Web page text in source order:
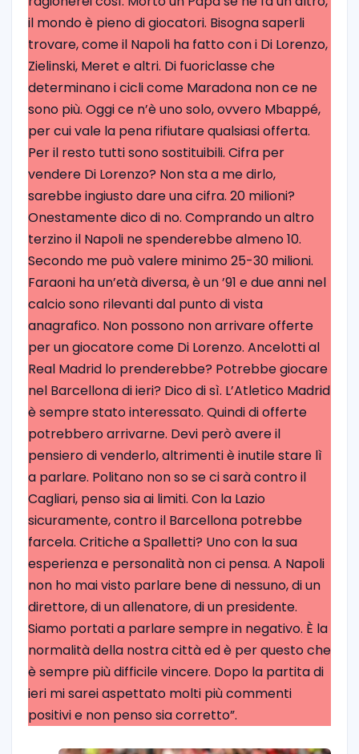
il mondo è pieno di giocatori. Bisogna saperli
trovare, come il Napoli ha fatto con i Di Lorenzo,
Zielinski, Meret e altri. Di fuoriclasse che
determinano i cicli come Maradona non ce ne
sono più. Oggi ce n’è uno solo, ovvero Mbappé,
per cui vale la pena rifiutare qualsiasi offerta.
Per il resto tutti sono sostituibili. Cifra per
vendere Di Lorenzo? Non sta a me dirlo,
sarebbe ingiusto dare una cifra. 20 milioni?
Onestamente dico di no. Comprando un altro
terzino il Napoli ne spenderebbe almeno 10.
Secondo me può valere minimo 25-30 milioni.
Faraoni ha un’età diversa, è un ’91 e due anni nel
calcio sono rilevanti dal punto di vista
anagrafico. Non possono non arrivare offerte
per un giocatore come Di Lorenzo. Ancelotti al
Real Madrid lo prenderebbe? Potrebbe giocare
nel Barcellona di ieri? Dico di sì. L’Atletico Madrid
è sempre stato interessato. Quindi di offerte
potrebbero arrivarne. Devi però avere il
pensiero di venderlo, altrimenti è inutile stare lì
a parlare. Politano non so se ci sarà contro il
Cagliari, penso sia ai limiti. Con la Lazio
sicuramente, contro il Barcellona potrebbe
farcela. Critiche a Spalletti? Uno con la sua
esperienza e personalità non ci pensa. A Napoli
non ho mai visto parlare bene di nessuno, di un
direttore, di un allenatore, di un presidente.
Siamo portati a parlare sempre in negativo. È la
normalità della nostra città ed è per questo che
è sempre più difficile vincere. Dopo la partita di
ieri mi sarei aspettato molti più commenti
positivi e non penso sia corretto”.